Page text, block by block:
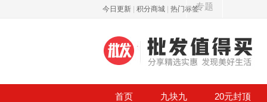
今日更新 积分商城 热门标签
首页 九块九 20元封顶
专题